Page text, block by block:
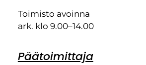
Toimisto avoinna
ark. klo 9.00–14.00
Päätoimittaja